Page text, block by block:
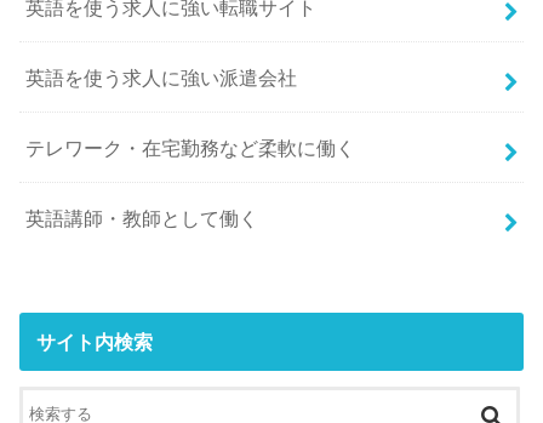
英語を使う求人に強い転職サイト
英語を使う求人に強い派遣会社
テレワーク・在宅勤務など柔軟に働く
英語講師・教師として働く
サイト内検索